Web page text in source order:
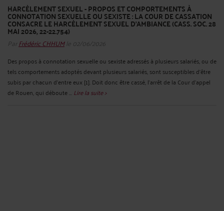
HARCÈLEMENT SEXUEL - PROPOS ET COMPORTEMENTS À
CONNOTATION SEXUELLE OU SEXISTE : LA COUR DE CASSATION
CONSACRE LE HARCÈLEMENT SEXUEL D’AMBIANCE (CASS. SOC. 28
MAI 2026, 22-22.754)
Par Frédéric CHHUMle 02/06/2026
Des propos à connotation sexuelle ou sexiste adressés à plusieurs salariés, ou de
tels comportements adoptés devant plusieurs salariés, sont susceptibles d’être
subis par chacun d’entre eux [1]. Doit donc être cassé, l’arrêt de la Cour d’appel
de Rouen, qui déboute ... Lire la suite >